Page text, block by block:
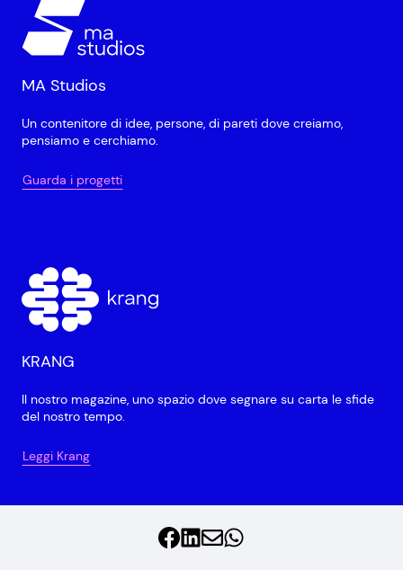
MA Studios
Un contenitore di idee, persone, di pareti dove creiamo,
pensiamo e cerchiamo.
Guarda i progetti
KRANG
Il nostro magazine, uno spazio dove segnare su carta le sfide
del nostro tempo.
Leggi Krang